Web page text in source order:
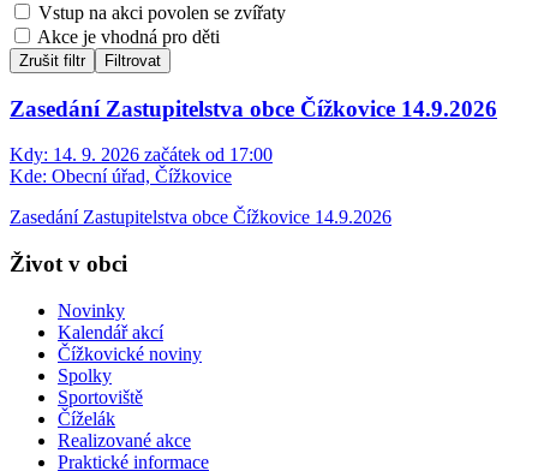
Vstup na akci povolen se zvířaty
Akce je vhodná pro děti
Zrušit filtr Filtrovat
Zasedání Zastupitelstva obce Čížkovice 14.9.2026
Kdy: 14. 9. 2026 začátek od 17:00
Kde: Obecní úřad, Čížkovice
Zasedání Zastupitelstva obce Čížkovice 14.9.2026
Život v obci
Novinky
Kalendář akcí
Čížkovické noviny
Spolky
Sportoviště
Číželák
Realizované akce
Praktické informace